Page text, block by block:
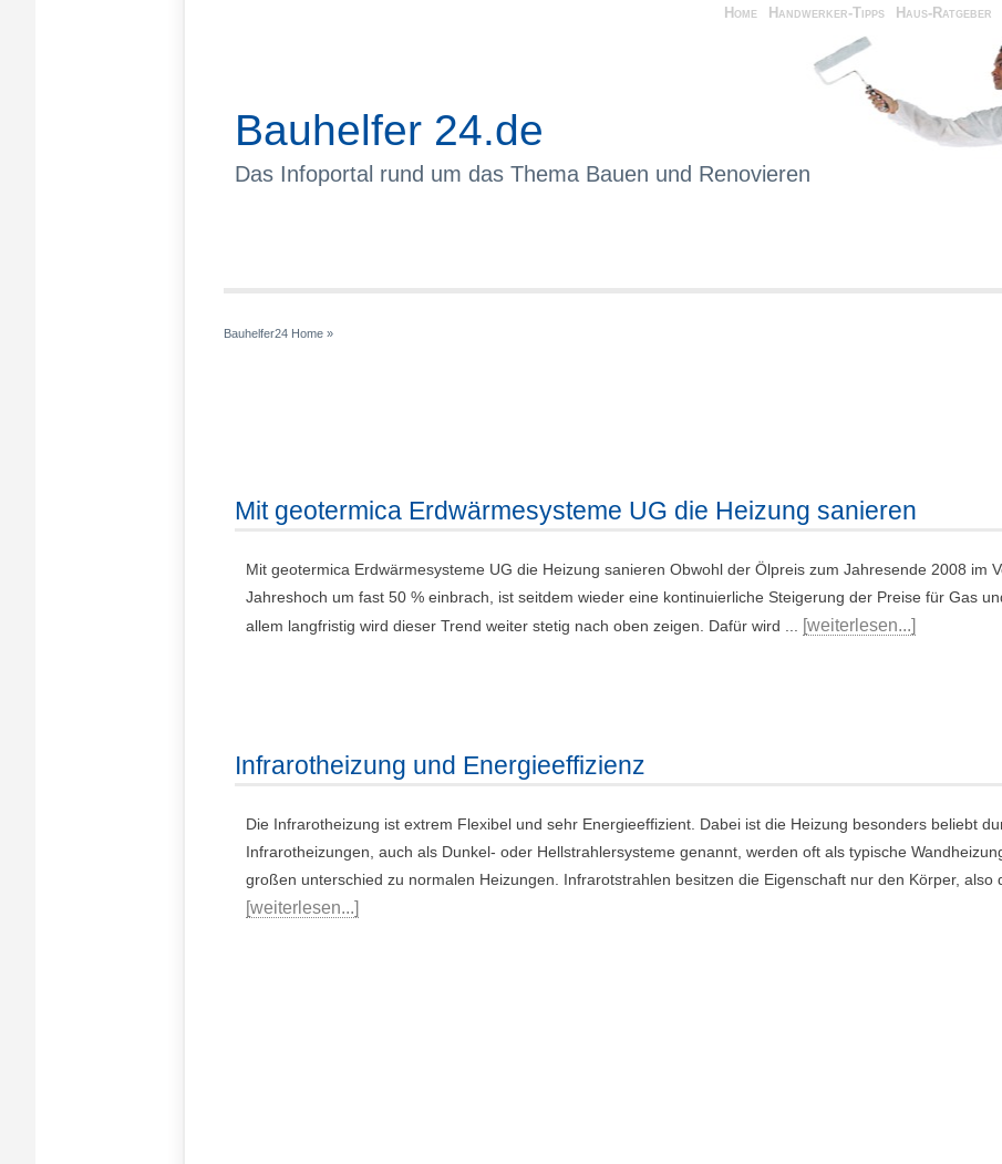
Home Handwerker-Tipps Haus-Ratgeber
Bauhelfer 24.de
Das Infoportal rund um das Thema Bauen und Renovieren
Bauhelfer24 Home »
Mit geotermica Erdwärmesysteme UG die Heizung sanieren
Mit geotermica Erdwärmesysteme UG die Heizung sanieren Obwohl der Ölpreis zum Jahresende 2008 im
Jahreshoch um fast 50 % einbrach, ist seitdem wieder eine kontinuierliche Steigerung der Preise für Gas
allem langfristig wird dieser Trend weiter stetig nach oben zeigen. Dafür wird ...
[weiterlesen...]
Infrarotheizung und Energieeffizienz
Die Infrarotheizung ist extrem Flexibel und sehr Energieeffizient. Dabei ist die Heizung besonders beliebt
Infrarotheizungen, auch als Dunkel- oder Hellstrahlersysteme genannt, werden oft als typische
großen unterschied zu normalen Heizungen. Infrarotstrahlen besitzen die Eigenschaft nur den Körper, also
[weiterlesen...]